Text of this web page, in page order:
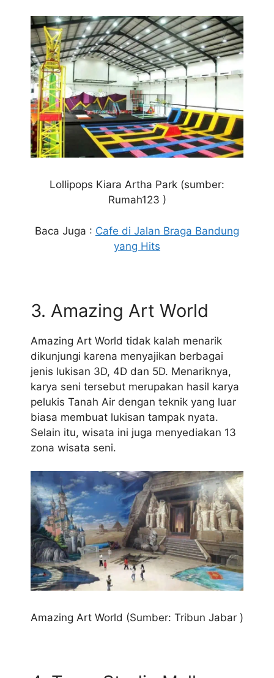
Lollipops Kiara Artha Park (sumber:
Rumah123 )
Baca Juga : Cafe di Jalan Braga Bandung
yang Hits
3. Amazing Art World
Amazing Art World tidak kalah menarik
dikunjungi karena menyajikan berbagai
jenis lukisan 3D, 4D dan 5D. Menariknya,
karya seni tersebut merupakan hasil karya
pelukis Tanah Air dengan teknik yang luar
biasa membuat lukisan tampak nyata.
Selain itu, wisata ini juga menyediakan 13
zona wisata seni.
Amazing Art World (Sumber: Tribun Jabar )